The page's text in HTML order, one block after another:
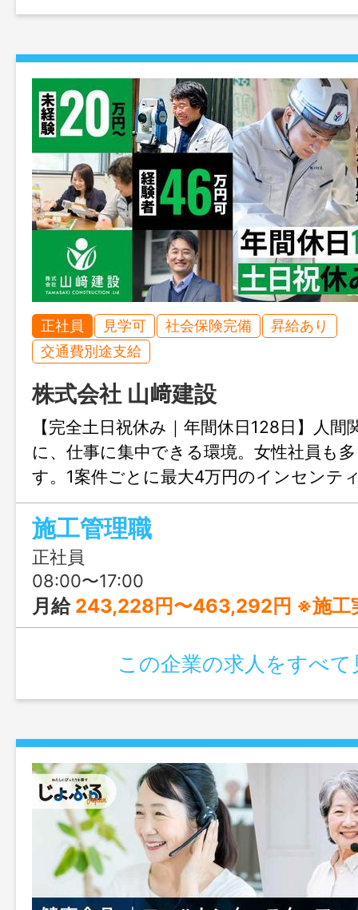
正社員 見学可 社会保険完備
昇給あり
交通費別途支給
株式会社 山﨑建設
【完全土日祝休み｜年間休日128日】人間
に、仕事に集中できる環境。女性社員も
す。1案件ごとに最大4万円のインセンテ
り、頑張りは給与に直接還元！社員の働
考える建設会社で働きませんか？
施工管理職
正社員
08:00〜17:00
月給 243,228円〜463,292円 ※施工実績や保有資格（スキル）に応じて判断 ※固定残
この企業の求人をすべて